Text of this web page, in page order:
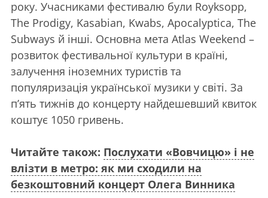
року. Учасниками фестивалю були Royksopp,
The Prodigy, Kasabian, Kwabs, Apocalyptica, The
Subways й інші. Основна мета Atlas Weekend –
розвиток фестивальної культури в країні,
залучення іноземних туристів та
популяризація української музики у світі. За
п’ять тижнів до концерту найдешевший квиток
коштує 1050 гривень.
Читайте також: Послухати «Вовчицю» і не
влізти в метро: як ми сходили на
безкоштовний концерт Олега Винника